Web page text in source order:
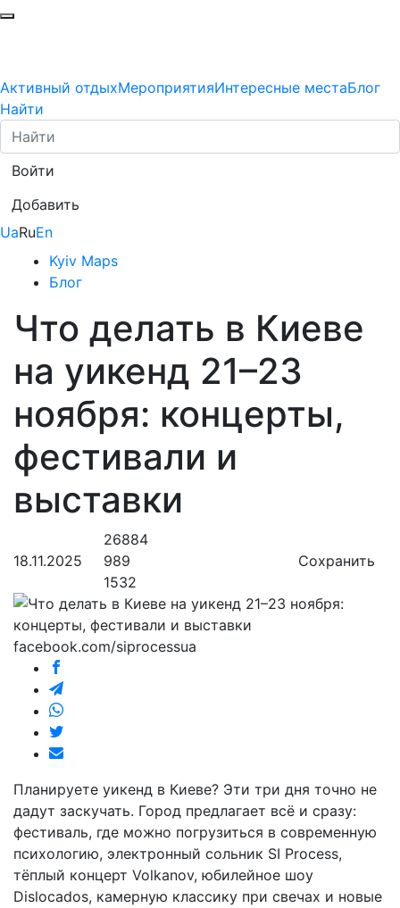
Активный отдыхМероприятияИнтересные местаБлог
Найти
Войти
Добавить
UaRuEn
Kyiv Maps
Блог
Что делать в Киеве
на уикенд 21–23
ноября: концерты,
фестивали и
выставки
18.11.2025
26884
989
1532
Сохранить
facebook.com/siprocessua
Планируете уикенд в Киеве? Эти три дня точно не
дадут заскучать. Город предлагает всё и сразу:
фестиваль, где можно погрузиться в современную
психологию, электронный сольник SI Process,
тёплый концерт Volkanov, юбилейное шоу
Dislocados, камерную классику при свечах и новые